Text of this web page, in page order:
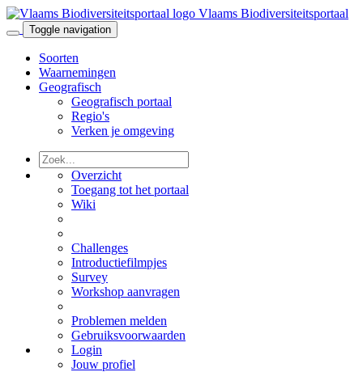
Vlaams Biodiversiteitsportaal
Toggle navigation
Soorten
Waarnemingen
Geografisch
Geografisch portaal
Regio's
Verken je omgeving
Overzicht
Toegang tot het portaal
Wiki
Challenges
Introductiefilmpjes
Survey
Workshop aanvragen
Problemen melden
Gebruiksvoorwaarden
Login
Jouw profiel